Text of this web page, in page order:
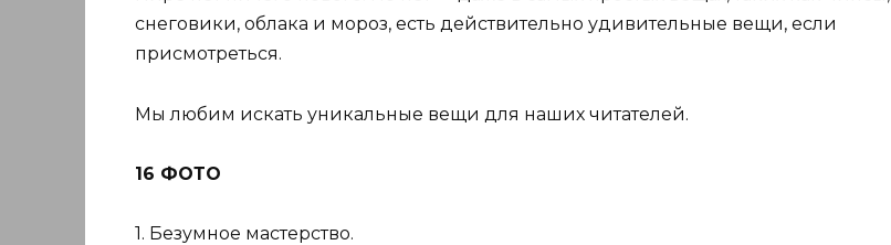
снеговики, облака и мороз, есть действительно удивительные вещи, если
присмотреться.
Мы любим искать уникальные вещи для наших читателей.
16 ФОТО
1. Безумное мастерство.